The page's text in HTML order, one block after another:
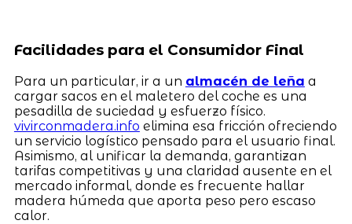
Facilidades para el Consumidor Final
Para un particular, ir a un almacén de leña a
cargar sacos en el maletero del coche es una
pesadilla de suciedad y esfuerzo físico.
vivirconmadera.info elimina esa fricción ofreciendo
un servicio logístico pensado para el usuario final.
Asimismo, al unificar la demanda, garantizan
tarifas competitivas y una claridad ausente en el
mercado informal, donde es frecuente hallar
madera húmeda que aporta peso pero escaso
calor.